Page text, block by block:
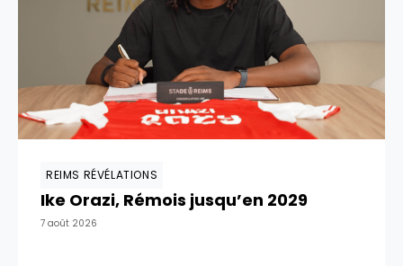
REIMS RÉVÉLATIONS
Ike Orazi, Rémois jusqu’en 2029
7 août 2026